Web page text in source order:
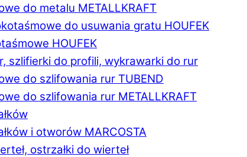
do metalu METALLKRAFT
do usuwania gratu HOUFEK
HOUFEK
szlifierki do profili, wykrawarki do rur
do szlifowania rur TUBEND
do szlifowania rur METALLKRAFT
i otworów MARCOSTA
ostrzałki do wierteł